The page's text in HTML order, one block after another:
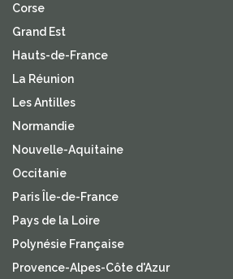
Corse
Grand Est
Hauts-de-France
La Réunion
Les Antilles
Normandie
Nouvelle-Aquitaine
Occitanie
Paris Île-de-France
Pays de la Loire
Polynésie Française
Provence-Alpes-Côte d'Azur